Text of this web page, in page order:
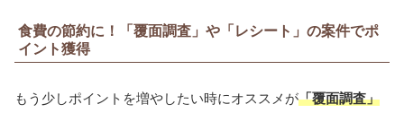
食費の節約に！「覆面調査」や「レシート」の案件でポ
イント獲得
もう少しポイントを増やしたい時にオススメが「覆面調査」